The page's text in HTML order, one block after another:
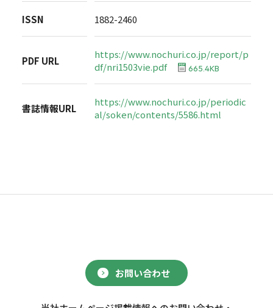
ISSN 1882-2460
PDF URL
https://www.nochuri.co.jp/report/p
df/nri1503vie.pdf
665.4KB
書誌情報URL
https://www.nochuri.co.jp/periodic
al/soken/contents/5586.html
お問い合わせ